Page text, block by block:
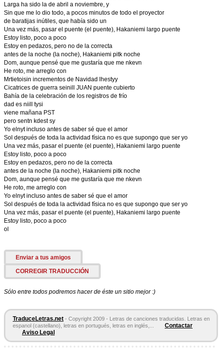
Larga ha sido la de abril a noviembre, y
Sin que me lo dio todo, a pocos minutos de todo el proyector
de baratijas inútiles, que había sido un
Una vez más, pasar el puente (el puente), Hakaniemi largo puente
Estoy listo, poco a poco
Estoy en pedazos, pero no de la correcta
antes de la noche (la noche), Hakaniemi pitk noche
Dom, aunque pensé que me gustaría que me nkevn
He roto, me arreglo con
Mrtietoisin incrementos de Navidad lhestyy
Cicatrices de guerra seinill JUAN puente cubierto
Bahía de la celebración de los registros de frío
dad es niill tysi
viene mañana PST
pero sentn kdest sy
Yo elnyt incluso antes de saber sé que el amor
Sol después de toda la actividad física no es que supongo que ser yo
Una vez más, pasar el puente (el puente), Hakaniemi largo puente
Estoy listo, poco a poco
Estoy en pedazos, pero no de la correcta
antes de la noche (la noche), Hakaniemi pitk noche
Dom, aunque pensé que me gustaría que me nkevn
He roto, me arreglo con
Yo elnyt incluso antes de saber sé que el amor
Sol después de toda la actividad física no es que supongo que ser yo
Una vez más, pasar el puente (el puente), Hakaniemi largo puente
Estoy listo, poco a poco
ol
Enviar a tus amigos
CORREGIR TRADUCCIÓN
Sólo entre todos podremos hacer de éste un sitio mejor :)
TraduceLetras.net - Copyright 2009 - Letras de canciones traducidas. Letras en
espanol (castellano), letras en portugués, letras en inglés,...
Contactar
Aviso Legal